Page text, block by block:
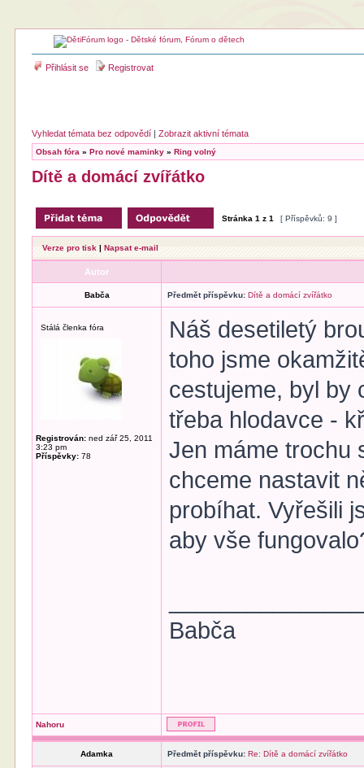
Přihlásit se Registrovat
Vyhledat témata bez odpovědí |Zobrazit aktivní témata
Obsah fóra »Pro nové maminky »Ring volný
Dítě a domácí zvířátko
Stránka1 z1 [ Příspěvků: 9 ]
Verze pro tisk |Napsat e-mail
Autor
Babča Předmět příspěvku: Dítě a domácí zvířátko
Stálá členka fóra
Registrován: ned zář 25, 2011
3:23 pm
Příspěvky: 78
Náš desetiletý
toho jsme
cestujeme, byl by
třeba hlodavce -
Jen máme trochu
chceme nastavit
probíhat. Vyřešili
aby vše
Babča
Nahoru
Adamka Předmět příspěvku: Re: Dítě a domácí zvířátko